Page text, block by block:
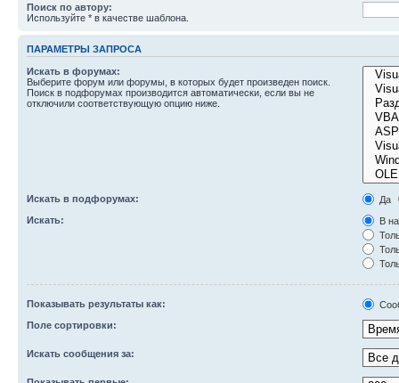
Поиск по автору:
Используйте * в качестве шаблона.
ПАРАМЕТРЫ ЗАПРОСА
Искать в форумах:
Выберите форум или форумы, в которых будет произведен поиск.
Поиск в подфорумах производится автоматически, если вы не
отключили соответствующую опцию ниже.
Искать в подфорумах:
Да
Искать:
В
Показывать результаты как:
Поле сортировки:
Искать сообщения за: